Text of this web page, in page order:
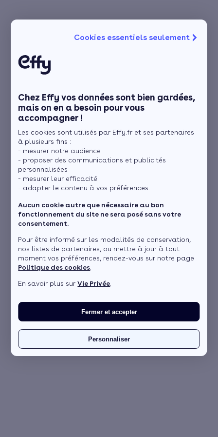
Cookies essentiels seulement
Chez Effy vos données sont bien gardées,
mais on en a besoin pour vous
accompagner !
Les cookies sont utilisés par Effy.fr et ses partenaires
à plusieurs fins :
- mesurer notre audience
- proposer des communications et publicités
personnalisées
- mesurer leur efficacité
- adapter le contenu à vos préférences.
Aucun cookie autre que nécessaire au bon
fonctionnement du site ne sera posé sans votre
consentement.
Pour être informé sur les modalités de conservation,
nos listes de partenaires, ou mettre à jour à tout
moment vos préférences, rendez-vous sur notre page
Politique des cookies
En savoir plus surVie Privée
Fermer et accepter
Personnaliser